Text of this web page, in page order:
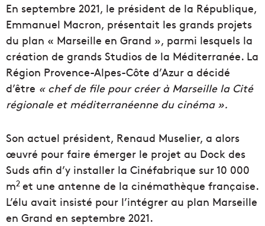
En septembre 2021, le président de la République,
Emmanuel Macron, présentait les grands projets
du plan « Marseille en Grand », parmi lesquels la
création de grands Studios de la Méditerranée. La
Région Provence-Alpes-Côte d’Azur a décidé
d’être « chef de file pour créer à Marseille la Cité
régionale et méditerranéenne du cinéma ».
Son actuel président, Renaud Muselier, a alors
œuvré pour faire émerger le projet au Dock des
Suds afin d’y installer la Cinéfabrique sur 10 000
m2 et une antenne de la cinémathèque française.
L’élu avait insisté pour l’intégrer au plan Marseille
en Grand en septembre 2021.